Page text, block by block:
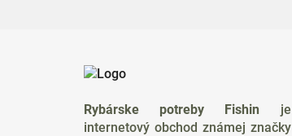
Rybárske potreby Fishin je
internetový obchod známej značky